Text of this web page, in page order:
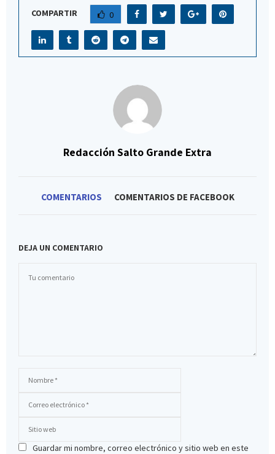
COMPARTIR 0
Redacción Salto Grande Extra
COMENTARIOS COMENTARIOS DE FACEBOOK
DEJA UN COMENTARIO
Guardar mi nombre, correo electrónico y sitio web en este